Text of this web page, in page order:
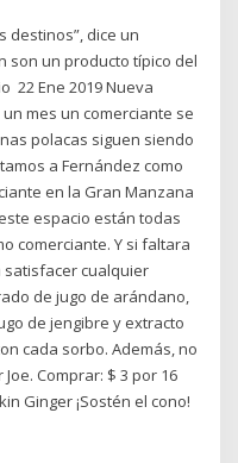
destinos”, dice un
son un producto típico del
22 Ene 2019 Nueva
mes un comerciante se
polacas siguen siendo
a Fernández como
en la Gran Manzana
espacio están todas
comerciante. Y si faltara
satisfacer cualquier
de jugo de arándano,
de jengibre y extracto
cada sorbo. Además, no
Comprar: $ 3 por 16
Ginger ¡Sostén el cono!